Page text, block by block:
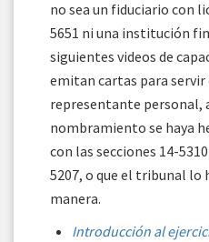
no sea un fiduciario con
5651 ni una institución
siguientes videos de
emitan cartas para
representante personal,
nombramiento se haya
con las secciones 14-
5207, o que el tribunal lo
manera.
Introducción al